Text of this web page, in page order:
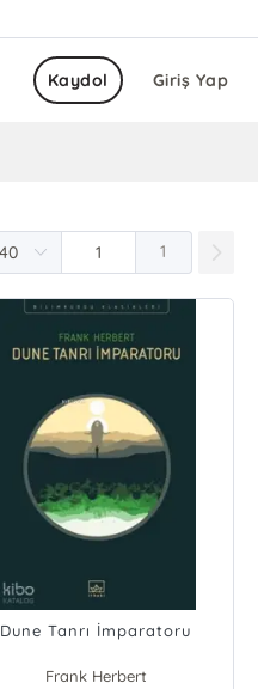
Giriş Yap
Kaydol
1
Dune Tanrı İmparatoru
Frank Herbert